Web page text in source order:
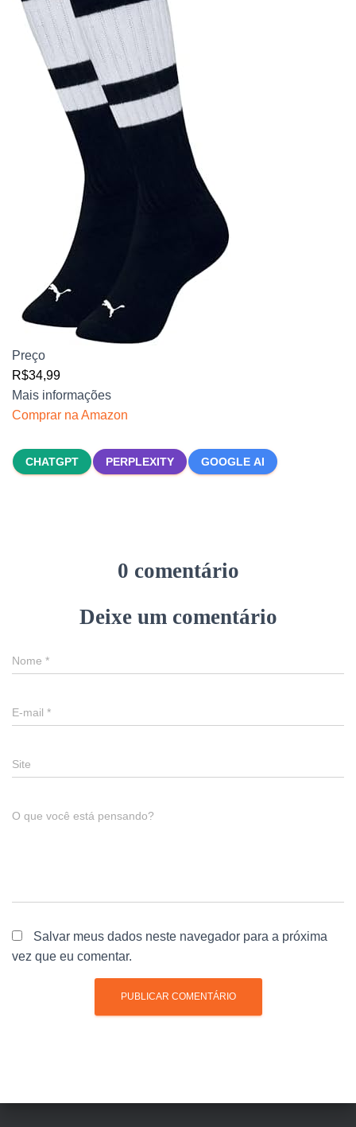
Preço
R$34,99
Mais informações
Comprar na Amazon
CHATGPT PERPLEXITY GOOGLE AI
0 comentário
Deixe um comentário
Nome *
E-mail *
Site
O que você está pensando?
Salvar meus dados neste navegador para a próxima
vez que eu comentar.